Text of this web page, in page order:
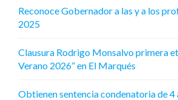
Reconoce Gobernador a las y a los
2025
Clausura Rodrigo Monsalvo primera
Verano 2026” en El Marqués
Obtienen sentencia condenatoria de 4